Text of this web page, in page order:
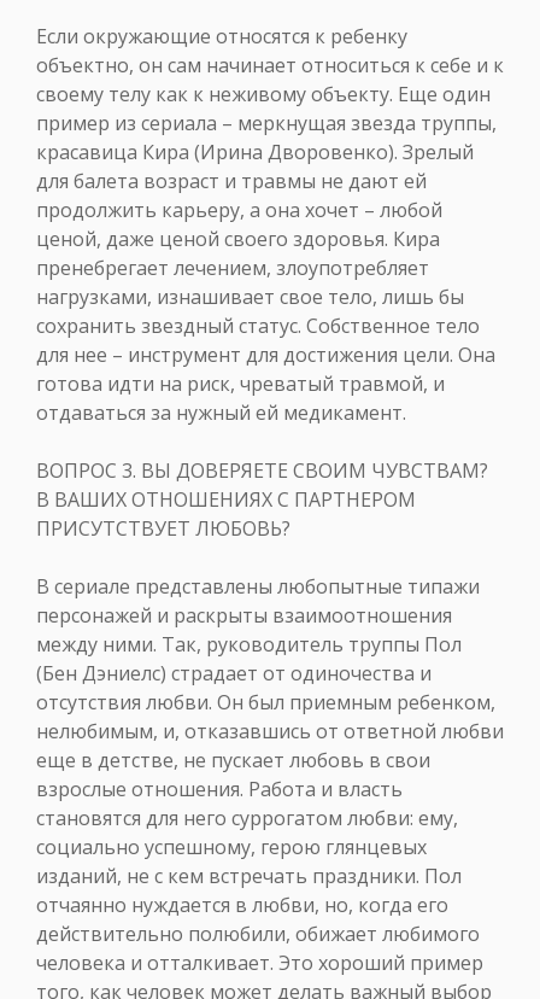
Если окружающие относятся к ребенку
объектно, он сам начинает относиться к себе и к
своему телу как к неживому объекту. Еще один
пример из сериала – меркнущая звезда труппы,
красавица Кира (Ирина Дворовенко). Зрелый
для балета возраст и травмы не дают ей
продолжить карьеру, а она хочет – любой
ценой, даже ценой своего здоровья. Кира
пренебрегает лечением, злоупотребляет
нагрузками, изнашивает свое тело, лишь бы
сохранить звездный статус. Собственное тело
для нее – инструмент для достижения цели. Она
готова идти на риск, чреватый травмой, и
отдаваться за нужный ей медикамент.
ВОПРОС 3. ВЫ ДОВЕРЯЕТЕ СВОИМ ЧУВСТВАМ?
В ВАШИХ ОТНОШЕНИЯХ С ПАРТНЕРОМ
ПРИСУТСТВУЕТ ЛЮБОВЬ?
В сериале представлены любопытные типажи
персонажей и раскрыты взаимоотношения
между ними. Так, руководитель труппы Пол
(Бен Дэниелс) страдает от одиночества и
отсутствия любви. Он был приемным ребенком,
нелюбимым, и, отказавшись от ответной любви
еще в детстве, не пускает любовь в свои
взрослые отношения. Работа и власть
становятся для него суррогатом любви: ему,
социально успешному, герою глянцевых
изданий, не с кем встречать праздники. Пол
отчаянно нуждается в любви, но, когда его
действительно полюбили, обижает любимого
человека и отталкивает. Это хороший пример
того, как человек может делать важный выбор